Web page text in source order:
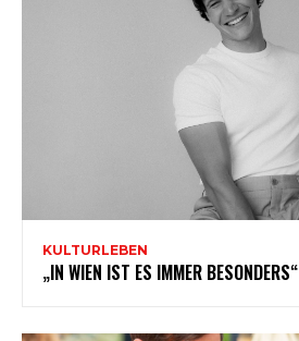
KULTURLEBEN
„IN WIEN IST ES IMMER BESONDERS“